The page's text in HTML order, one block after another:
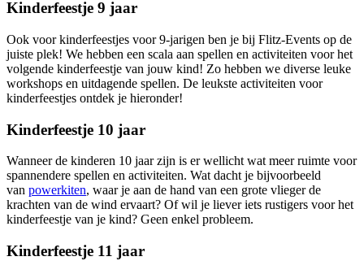
Kinderfeestje 9 jaar
Ook voor kinderfeestjes voor 9-jarigen ben je bij Flitz-Events op de
juiste plek! We hebben een scala aan spellen en activiteiten voor het
volgende kinderfeestje van jouw kind! Zo hebben we diverse leuke
workshops en uitdagende spellen. De leukste activiteiten voor
kinderfeestjes ontdek je hieronder!
Kinderfeestje 10 jaar
Wanneer de kinderen 10 jaar zijn is er wellicht wat meer ruimte voor
spannendere spellen en activiteiten. Wat dacht je bijvoorbeeld
van powerkiten, waar je aan de hand van een grote vlieger de
krachten van de wind ervaart? Of wil je liever iets rustigers voor het
kinderfeestje van je kind? Geen enkel probleem.
Kinderfeestje 11 jaar